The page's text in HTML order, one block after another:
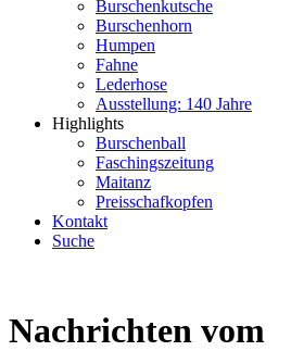
Burschenkutsche
Burschenhorn
Humpen
Fahne
Lederhose
Ausstellung: 140 Jahre
Highlights
Burschenball
Faschingszeitung
Maitanz
Preisschafkopfen
Kontakt
Suche
Nachrichten vom